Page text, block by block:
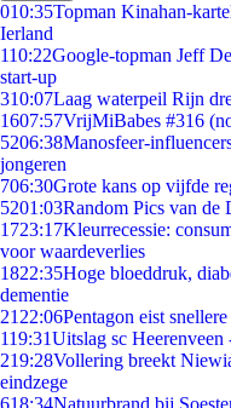
010:35Topman Kinahan-
Ierland
110:22Google-topman Jeff
start-up
310:07Laag waterpeil Rijn
1607:57VrijMiBabes #316
5206:38Manosfeer-
jongeren
706:30Grote kans op vijfde
5201:03Random Pics van de
1723:17Kleurrecessie:
voor waardeverlies
1822:35Hoge bloeddruk,
dementie
21 22:06Pentagon eist
119:31Uitslag sc Heerenveen
219:28Vollering breekt
eindzege
618:34Natuurbrand bij